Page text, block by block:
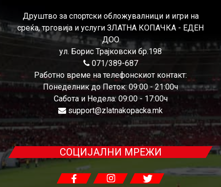
Друштво за спортски обложувалници и игри на
среќа, трговија и услуги ЗЛАТНА КОПАЧКА - ЕДЕН
ДОО
ул. Борис Трајковски бр.198
071/389-687
Работно време на телефонскиот контакт:
Понеделник до Петок: 09:00 - 21:00ч
Сабота и Недела: 09:00 - 17:00ч
support@zlatnakopacka.mk
СОЦИЈАЛНИ МРЕЖИ